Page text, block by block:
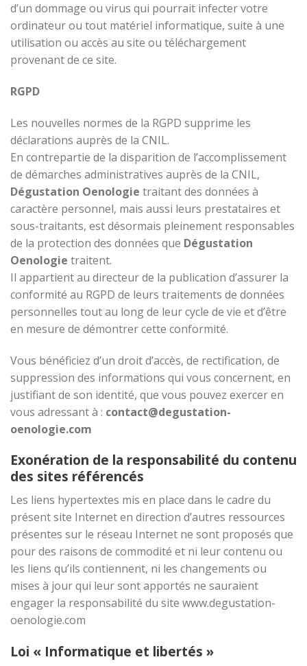
d’un dommage ou virus qui pourrait infecter votre
ordinateur ou tout matériel informatique, suite à une
utilisation ou accès au site ou téléchargement
provenant de ce site.
RGPD
Les nouvelles normes de la RGPD supprime les
déclarations auprès de la CNIL.
En contrepartie de la disparition de l’accomplissement
de démarches administratives auprès de la CNIL,
Dégustation Oenologie traitant des données à
caractère personnel, mais aussi leurs prestataires et
sous-traitants, est désormais pleinement responsables
de la protection des données que Dégustation
Oenologie traitent.
Il appartient au directeur de la publication d’assurer la
conformité au RGPD de leurs traitements de données
personnelles tout au long de leur cycle de vie et d’être
en mesure de démontrer cette conformité.
Vous bénéficiez d’un droit d’accès, de rectification, de
suppression des informations qui vous concernent, en
justifiant de son identité, que vous pouvez exercer en
vous adressant à : contact@degustation-
oenologie.com
Exonération de la responsabilité du contenu
des sites référencés
Les liens hypertextes mis en place dans le cadre du
présent site Internet en direction d’autres ressources
présentes sur le réseau Internet ne sont proposés que
pour des raisons de commodité et ni leur contenu ou
les liens qu’ils contiennent, ni les changements ou
mises à jour qui leur sont apportés ne sauraient
engager la responsabilité du site www.degustation-
oenologie.com
Loi « Informatique et libertés »